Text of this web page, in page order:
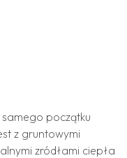
początku
z gruntowymi
zródłami ciepła